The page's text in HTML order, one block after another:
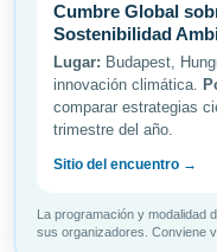
Cumbre Global
Sostenibilidad
Lugar: Budapest,
innovación climática.
comparar estrategias
trimestre del año.
Sitio del encuentro →
La programación y
sus organizadores. Conviene